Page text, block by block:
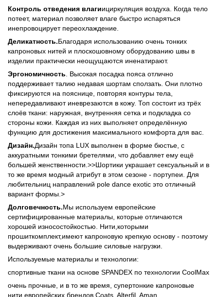
Контроль отведения влагиициркуляция воздуха. Когда тело
потеет, материал позволяет влаге быстро испаряться
инепровоцирует переохлаждение.
Деликатность.Благодаря использованию очень тонких
капроновых нитей и плоскошовному оборудованию швы в
изделии практически неощущаются иненатирают.
Эргономичность . Высокая посадка пояса отлично
поддерживает талию недавая шортам сползать. Они плотно
фиксируются на пояснице, повторяя контуры тела,
непередавливают иневрезаются в кожу. Топ состоит из трёх
слоёв ткани: наружная, внутренняя сетка и подкладка со
стороны кожи. Каждая из них выполняет определённую
функцию для достижения максимального комфорта для вас.
Дизайн.Дизайн топа LUX выполнен в форме бюстье, с
аккуратными тонкими бретелями, что добавляет ему ещё
большей женственности.>>Шортики украшает сексуальный и в
то же время модный атрибут в этом сезоне - портупеи. Для
любительниц направлений pole dance exotic это отличный
вариант формы.>
Долговечность.Мы используем европейские
сертифицированные материалы, которые отличаются
хорошей износостойкостью. Нити,которыми
прошиткомплект,имеют капроновую крепкую основу - поэтому
выдерживают очень большие силовые нагрузки.
Используемые материалы и технологии:
спортивные ткани на основе SPANDEX по технологии CoolMax
очень прочные, и в то же время, супертонкие капроновые
нити европейских брендов Coats, Alterfil, Aman.